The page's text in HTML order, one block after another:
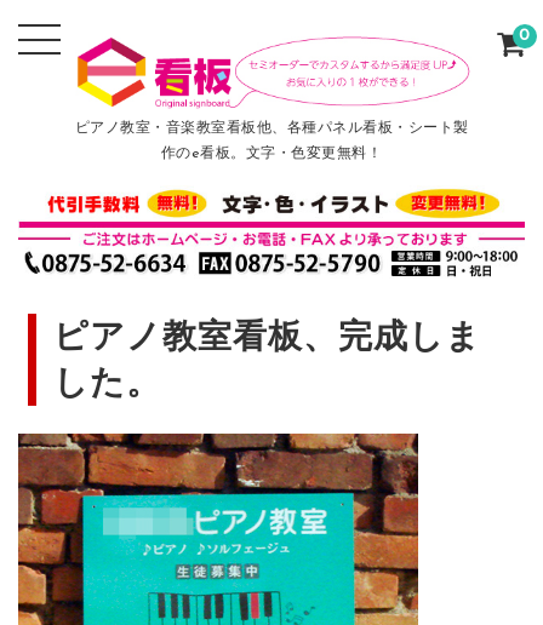
ピアノ教室・音楽教室看板他、各種パネル看板・シート製
作のe看板。文字・色変更無料！
0
ピアノ教室看板、完成しま
した。